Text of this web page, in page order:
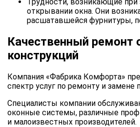
открывании окна. Они
расшатавшейся фурнитуры,
Качественный ремонт
конструкций
Компания «Фабрика Комфорта»
спектр услуг по ремонту и замене
Специалисты компании
оконные системы, различные
и малоизвестных производителей.